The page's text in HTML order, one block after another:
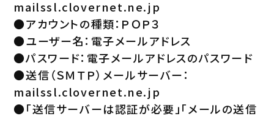
mailssl.clovernet.ne.jp
●アカウントの種類：ＰＯＰ３
●ユーザー名：電子メールアドレス
●パスワード：電子メールアドレスのパスワード
●送信（ＳＭＴＰ）メールサーバー：
mailssl.clovernet.ne.jp
●「送信サーバーは認証が必要」「メールの送信